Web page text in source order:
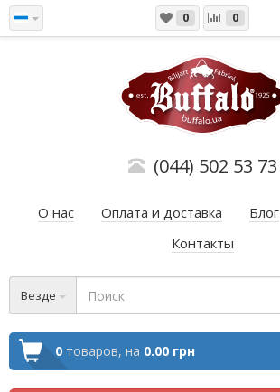
0 0
(044) 502 53 73
О нас Оплата и доставка Блог
Контакты
Везде
0 товаров, на 0.00 грн